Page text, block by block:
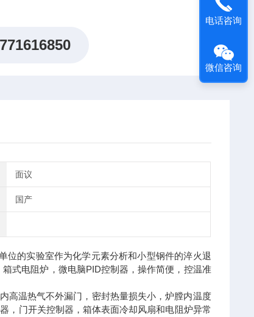
面议
国产
位的实验室作为化学元素分析和小型钢件的淬火退
式电阻炉，微电脑PID控制器，操作简便，控温准
高温热气不外漏门，密封热量损失小，炉膛内温度
，门开关控制器，箱体表面冷却风扇和电阻炉异常
电话咨询
微信咨询